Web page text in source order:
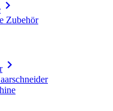

Zubehör
